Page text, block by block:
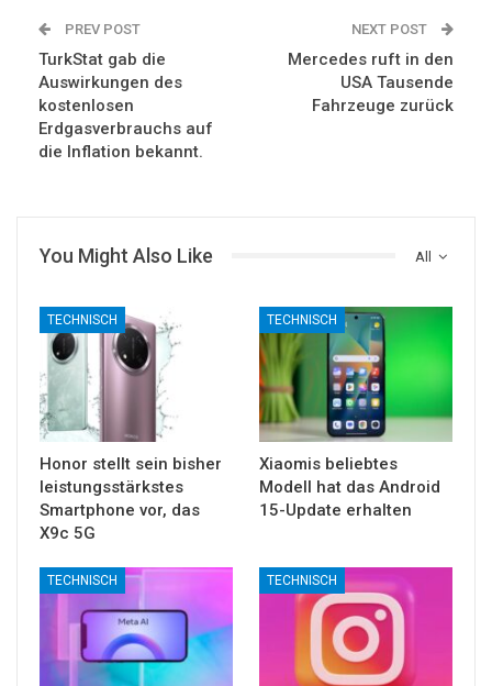
PREV POST
TurkStat gab die
Auswirkungen des
kostenlosen
Erdgasverbrauchs auf
die Inflation bekannt.
NEXT POST
Mercedes ruft in den
USA Tausende
Fahrzeuge zurück
All
You Might Also Like
TECHNISCH
Honor stellt sein bisher
leistungsstärkstes
Smartphone vor, das
X9c 5G
TECHNISCH
Xiaomis beliebtes
Modell hat das Android
15-Update erhalten
TECHNISCH TECHNISCH